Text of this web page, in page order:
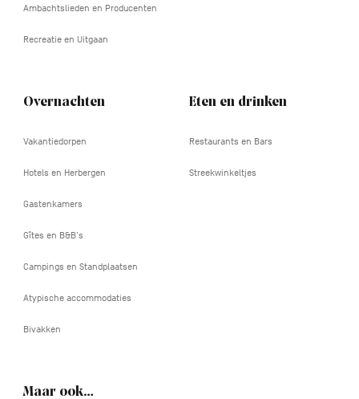
Ambachtslieden en Producenten
Recreatie en Uitgaan
Overnachten
Vakantiedorpen
Hotels en Herbergen
Gastenkamers
Gîtes en B&B's
Campings en Standplaatsen
Atypische accommodaties
Bivakken
Eten en drinken
Restaurants en Bars
Streekwinkeltjes
Maar ook…